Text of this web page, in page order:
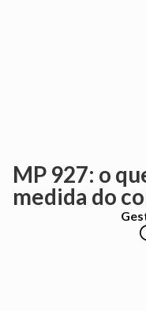
MP 927: o
medida do